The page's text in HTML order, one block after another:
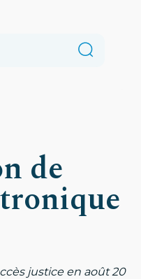
de
justice en août 20